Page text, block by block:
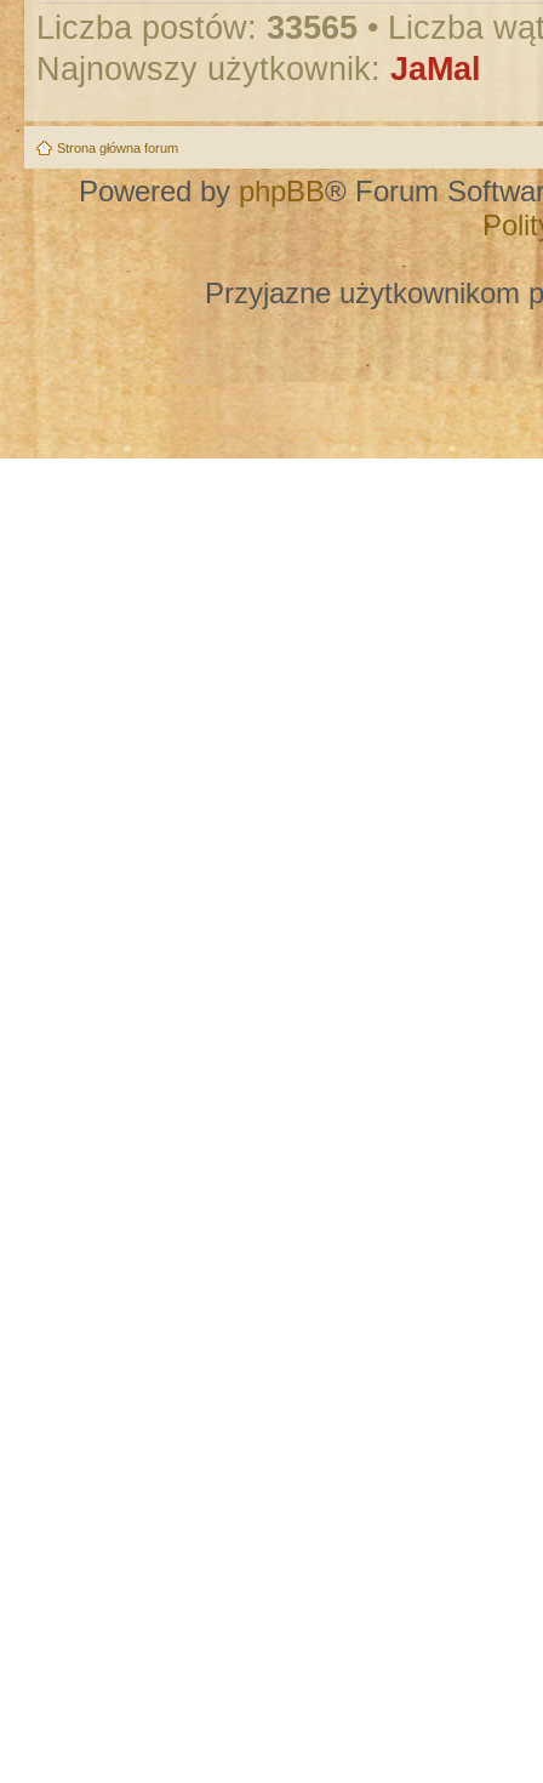
Liczba postów: 33565 • Liczba
Najnowszy użytkownik: JaMal
Strona główna forum
Powered by phpBB® Forum
Przyjazne użytkownikom